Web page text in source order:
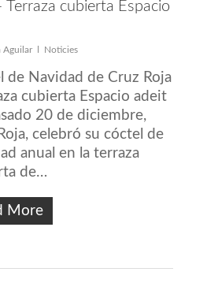
Terraza cubierta Espacio
Aguilar Noticies
de Navidad de Cruz Roja
cubierta Espacio adeit
20 de diciembre,
celebró su cóctel de
anual en la terraza
de…
More